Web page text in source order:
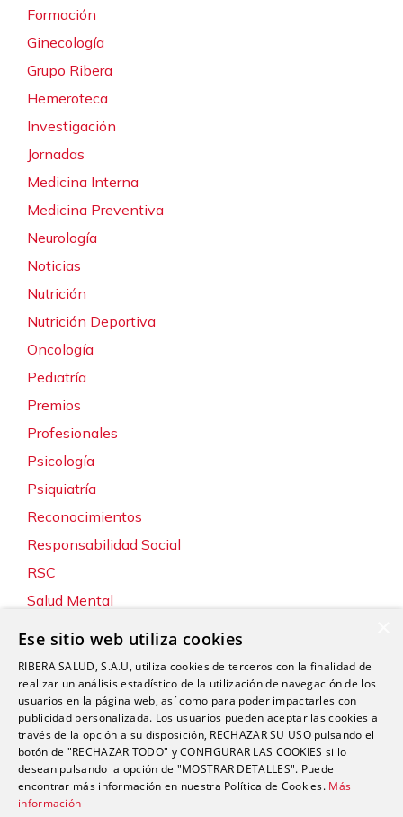
Formación
Ginecología
Grupo Ribera
Hemeroteca
Investigación
Jornadas
Medicina Interna
Medicina Preventiva
Neurología
Noticias
Nutrición
Nutrición Deportiva
Oncología
Pediatría
Premios
Profesionales
Psicología
Psiquiatría
Reconocimientos
Responsabilidad Social
RSC
Salud Mental
Servicios
Sostenibilidad y Medio Ambiente
Tecnología
Traumatología y Cirugía Ortopédica
Unidad de Tráfico
Urgencias
Ese sitio web utiliza cookies
RIBERA SALUD, S.A.U, utiliza cookies de terceros con la finalidad de
realizar un análisis estadístico de la utilización de navegación de los
usuarios en la página web, así como para poder impactarles con
publicidad personalizada. Los usuarios pueden aceptar las cookies a
través de la opción a su disposición, RECHAZAR SU USO pulsando el
botón de "RECHAZAR TODO" y CONFIGURAR LAS COOKIES si lo
desean pulsando la opción de "MOSTRAR DETALLES". Puede
encontrar más información en nuestra Política de Cookies. Más
información